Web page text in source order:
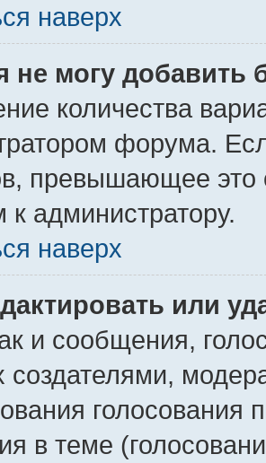
наверх
не могу добавить
количества
форума.
превышающее это
к администратору.
наверх
или
и сообщения,
создателями,
голосования
в теме